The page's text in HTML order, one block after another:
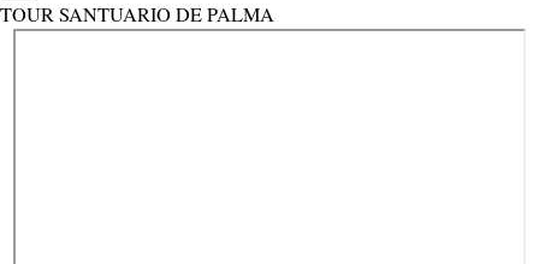
TOUR SANTUARIO DE PALMA